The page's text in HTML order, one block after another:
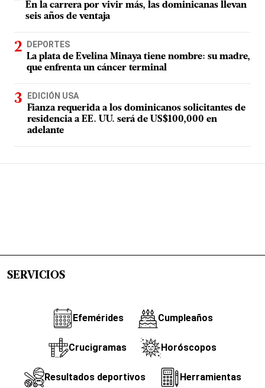
En la carrera por vivir más, las dominicanas llevan
seis años de ventaja
DEPORTES
La plata de Evelina Minaya tiene nombre: su madre,
que enfrenta un cáncer terminal
EDICIÓN USA
Fianza requerida a los dominicanos solicitantes de
residencia a EE. UU. será de US$100,000 en
adelante
SERVICIOS
Efemérides Cumpleaños
Crucigramas Horóscopos
Resultados deportivos Herramientas